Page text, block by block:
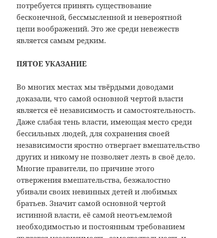
потребуется принять существование
бесконечной, бессмысленной и невероятной
цепи воображений. Это же среди невежеств
является самым редким.
ПЯТОЕ УКАЗАНИЕ
Во многих местах мы твёрдыми доводами
доказали, что самой основной чертой власти
является её независимость и самостоятельность.
Даже слабая тень власти, имеющая место среди
бессильных людей, для сохранения своей
независимости яростно отвергает вмешательство
других и никому не позволяет лезть в своё дело.
Многие правители, по причине этого
отвержения вмешательства, безжалостно
убивали своих невинных детей и любимых
братьев. Значит самой основной чертой
истинной власти, её самой неотъемлемой
необходимостью и постоянным требованием